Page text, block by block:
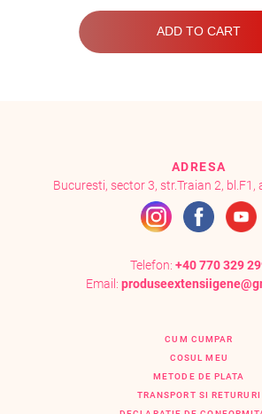
ADD TO CART
ADRESA
Bucuresti, sector 3, str.Traian 2, bl.F1,
Telefon: +40 770 329
Email:
CUM CUMPAR
COSUL MEU
METODE DE PLATA
TRANSPORT SI RETURURI